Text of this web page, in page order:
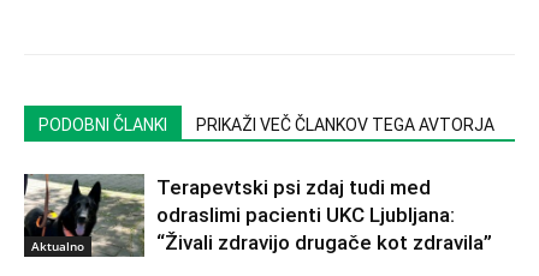
PODOBNI ČLANKI PRIKAŽI VEČ ČLANKOV TEGA AVTORJA
Aktualno
Terapevtski psi zdaj tudi med
odraslimi pacienti UKC Ljubljana:
“Živali zdravijo drugače kot zdravila”